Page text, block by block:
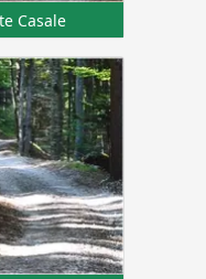
Casale